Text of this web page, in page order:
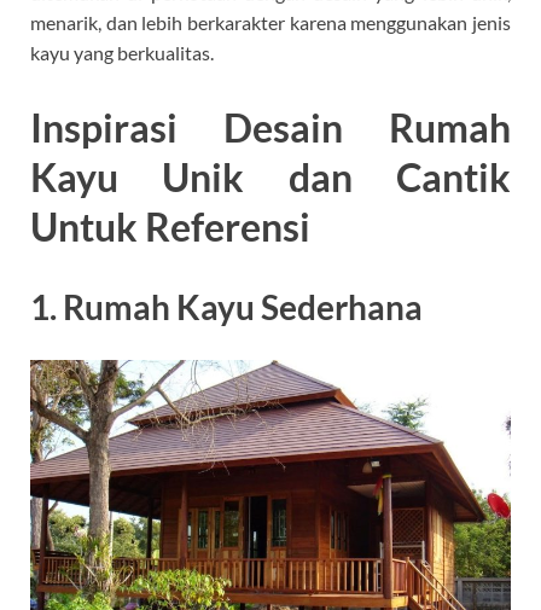
menarik, dan lebih berkarakter karena menggunakan jenis
kayu yang berkualitas.
Inspirasi Desain Rumah
Kayu Unik dan Cantik
Untuk Referensi
1. Rumah Kayu Sederhana